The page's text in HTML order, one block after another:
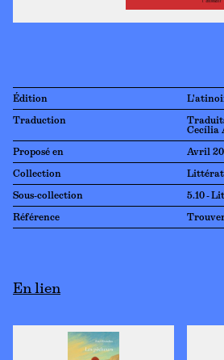
Édition
Traduction
Cecília
Proposé en Avril
Collection
Sous-collection 5.10 -
Référence
En lien